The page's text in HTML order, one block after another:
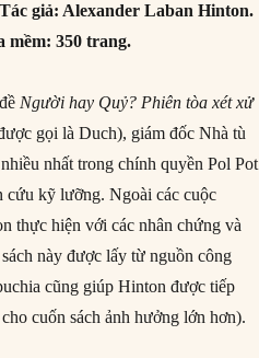
Tác giả: Alexander Laban Hinton.
mềm: 350 trang.
Người hay Quỷ? Phiên tòa xét xử
gọi là Duch), giám đốc Nhà tù
nhất trong chính quyền Pol Pot
cứu kỹ lưỡng. Ngoài các cuộc
thực hiện với các nhân chứng và
này được lấy từ nguồn công
cũng giúp Hinton được tiếp
cuốn sách ảnh hưởng lớn hơn).
Khmer Đỏ”